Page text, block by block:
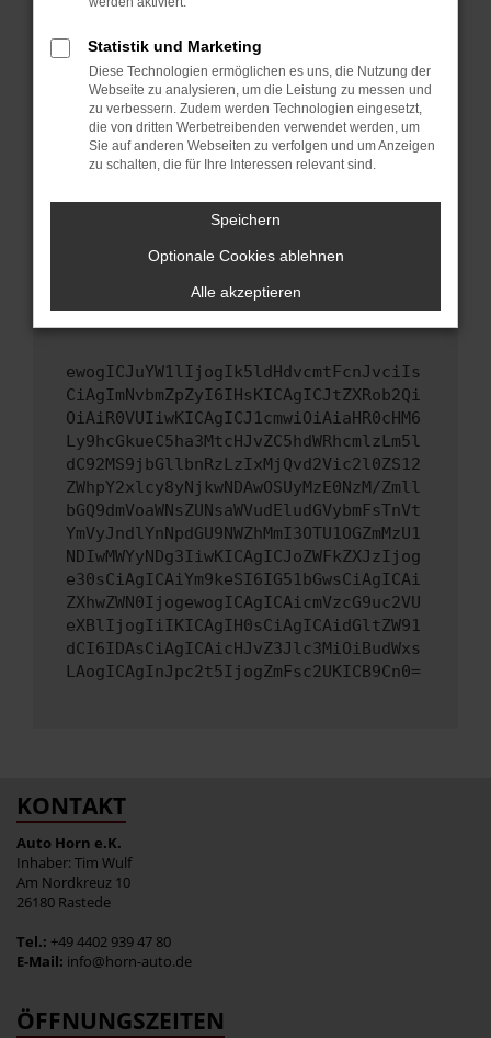
Betriebssystem auf dem neuesten Stand
sind.
Veraltete Software birgt nicht nur ein
Sicherheitsrisiko, sondern kann auch dazu
führen, dass bestimmte Funktionen nicht mehr
unterstützt werden.
Wende dich an den Webseitenbetreiber.
Wenn du alle oben genannten Schritte versucht
hast, kontaktiere uns bitte. Wir werden
versuchen, das Problem zu beheben. Du kannst
uns diesen Text schicken, um uns bei der
ewogICJuYW1lIjogIk5ldHdvcmtFcnJvciIs
CiAgImNvbmZpZyI6IHsKICAgICJtZXRob2Qi
OiAiR0VUIiwKICAgICJ1cmwiOiAiaHR0cHM6
Ly9hcGkueC5ha3MtcHJvZC5hdWRhcmlzLm5l
dC92MS9jbGllbnRzLzIxMjQvd2Vic2l0ZS12
ZWhpY2xlcy8yNjkwNDAwOSUyMzE0NzM/Zmll
bGQ9dmVoaWNsZUNsaWVudEludGVybmFsTnVt
YmVyJndlYnNpdGU9NWZhMmI3OTU1OGZmMzU1
NDIwMWYyNDg3IiwKICAgICJoZWFkZXJzIjog
e30sCiAgICAiYm9keSI6IG51bGwsCiAgICAi
ZXhwZWN0IjogewogICAgICAicmVzcG9uc2VU
eXBlIjogIiIKICAgIH0sCiAgICAidGltZW91
dCI6IDAsCiAgICAicHJvZ3Jlc3MiOiBudWxs
LAogICAgInJpc2t5IjogZmFsc2UKICB9Cn0=
KONTAKT
Auto Horn e.K.
Inhaber: Tim Wulf
Am Nordkreuz 10
26180 Rastede
Tel.: +49 4402 939 47 80
E-Mail: info@horn-auto.de
ÖFFNUNGSZEITEN
Statistik und Marketing
Diese Technologien ermöglichen es uns, die Nutzung der
Webseite zu analysieren, um die Leistung zu messen und
zu verbessern. Zudem werden Technologien eingesetzt,
die von dritten Werbetreibenden verwendet werden, um
Sie auf anderen Webseiten zu verfolgen und um Anzeigen
zu schalten, die für Ihre Interessen relevant sind.
Speichern
Optionale Cookies ablehnen
Alle akzeptieren